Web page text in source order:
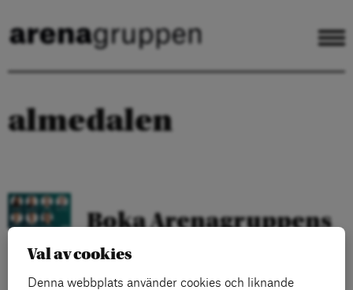
almedalen
Boka Arenagruppens
progressiva röster till
Almedalen
Val av cookies
Denna webbplats använder cookies och liknande